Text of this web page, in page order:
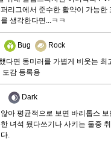
리그에서 준수한 활약이 가능
생각한다면...ㅋㅋ
Bug
Rock
다면 동미러를 가볍게 비웃는
도감 등록용
Dark
아 평균적으로 보면 바리톱스
녀석 뒀다쓰기나 사키는 둘중
.